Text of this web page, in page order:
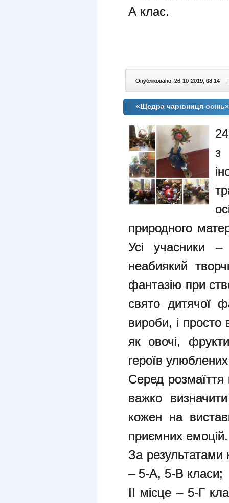
А клас.
Опубліковано: 26-10-2019, 08:14 |
«Щедра чарівниця осінь»
з
природного
Усі учасники
неабиякий
фантазію при
свято дитячої
вироби, і просто
як овочі,
героїв
Серед розмаїття
важко
кожен на
приємних емоцій.
За результатами
– 5-А, 5-В класи;
ІІ місце – 5-Г